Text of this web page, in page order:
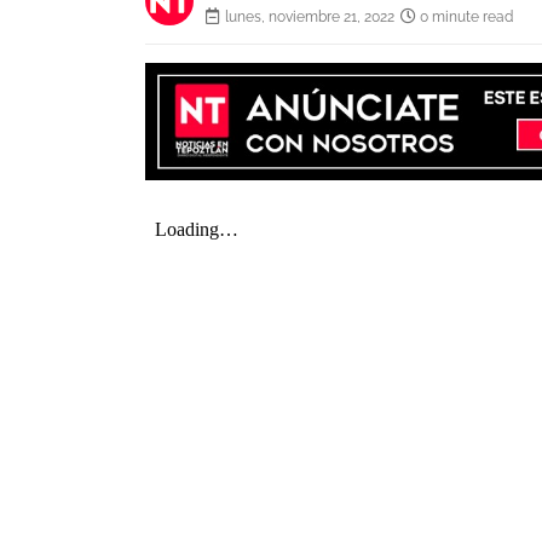
lunes, noviembre 21, 2022 0 minute read